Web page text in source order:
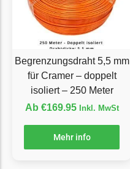
Mammotion Messer
McCulloch
McCulloch Messer
Begrenzungsdraht
Medion
Medion Messer
Begrenzungsdraht
Mountfield
Begrenzungsdraht 5,5 mm
für Cramer – doppelt
isoliert – 250 Meter
Ab €169.95 Inkl. MwSt
Mehr info